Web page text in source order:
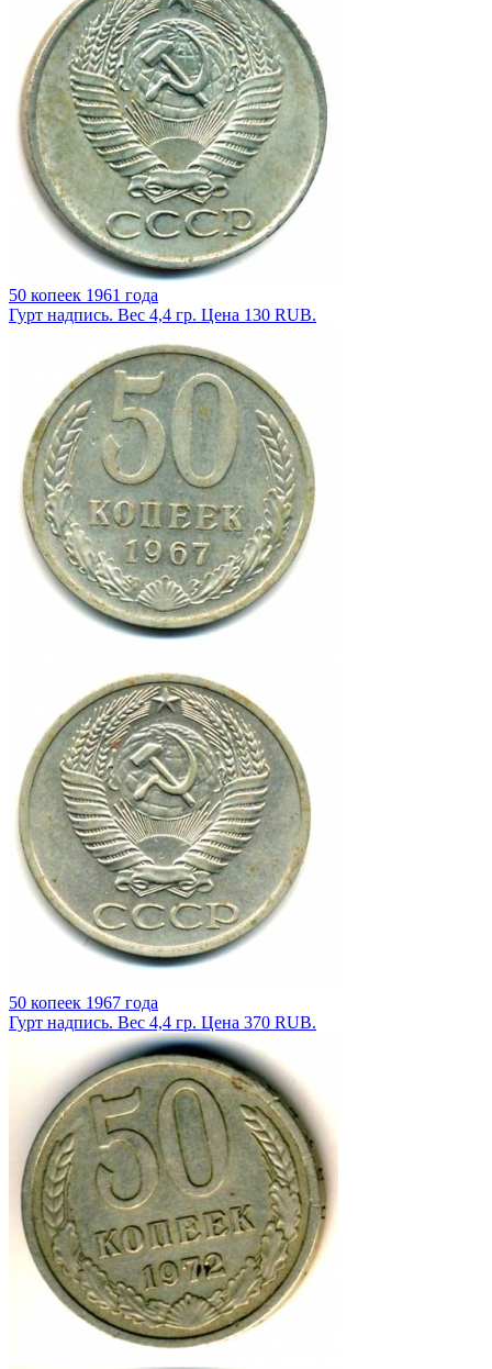
50 копеек 1961 года
Гурт надпись. Вес 4,4 гр. Цена 130 RUB.
50 копеек 1967 года
Гурт надпись. Вес 4,4 гр. Цена 370 RUB.